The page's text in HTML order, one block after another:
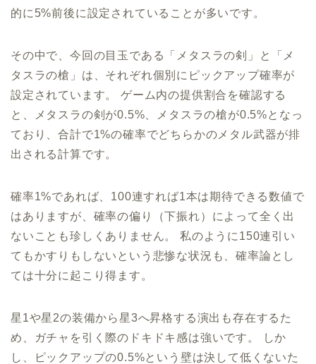
的に5%前後に設定されていることが多いです。
その中で、今回の目玉である「メタスラの剣」と「メ
タスラの槍」は、それぞれ個別にピックアップ確率が
設定されています。 ゲーム内の提供割合を確認する
と、メタスラの剣が0.5%、メタスラの槍が0.5%となっ
ており、合計で1%の確率でどちらかのメタル武器が排
出される計算です。
確率1%であれば、100連すれば1本は期待できる数値で
はありますが、確率の偏り（下振れ）によって全く出
ないことも珍しくありません。 私のように150連引い
てもかすりもしないという悲惨な状況も、確率論とし
ては十分に起こり得ます。
星1や星2の装備から星3へ昇格する演出も存在するた
め、ガチャを引く際のドキドキ感は強いです。 しか
し、ピックアップの0.5%という壁は決して低くないた